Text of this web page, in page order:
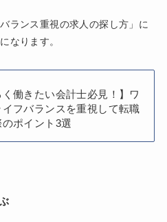
ランス重視の求人の探し方」に
なります。
く働きたい会計士必見！】ワ
イフバランスを重視して転職
ポイント3選